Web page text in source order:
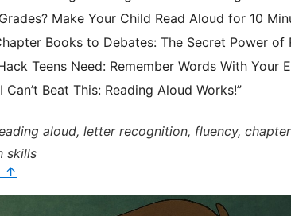
Make Your Child Read Aloud for 10
Books to Debates: The Secret Power of
Teens Need: Remember Words With Your
Can’t Beat This: Reading Aloud Works!”
aloud, letter recognition, fluency,
skills
↑